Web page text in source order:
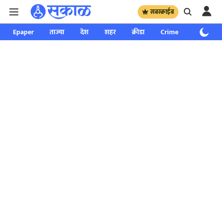
सबस्क्राईब
Epaper ताज्या देश शहर क्रीडा Crime साप्ताहिक